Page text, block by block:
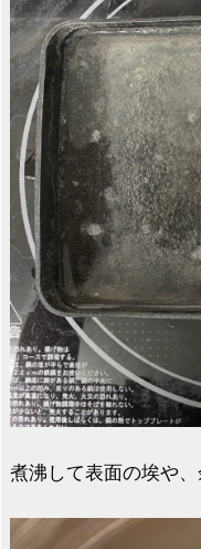
煮沸して表面の埃や